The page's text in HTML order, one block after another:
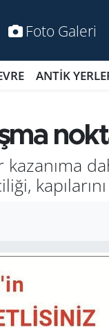
Foto Galeri
ANTİK